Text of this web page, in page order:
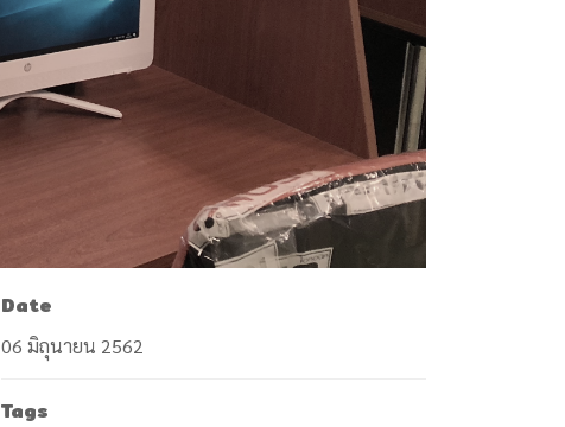
Date
06 มิถุนายน 2562
Tags